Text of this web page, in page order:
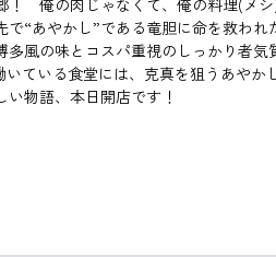
“あやかし”である竜胆に命を救わ
風の味とコスパ重視のしっかり者
ている食堂には、克真を狙うあやか
物語、本日開店です！